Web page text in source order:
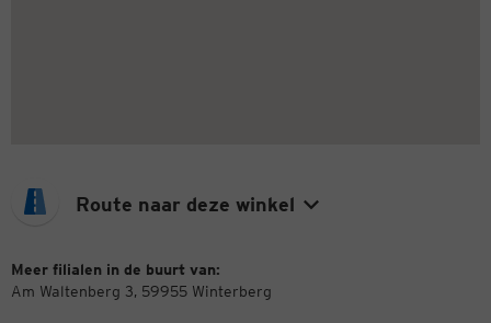
Route naar deze winkel
Meer filialen in de buurt van:
Am Waltenberg 3, 59955 Winterberg